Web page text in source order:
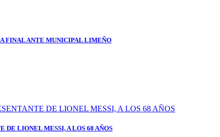
FINAL ANTE MUNICIPAL LIMEÑO
DE LIONEL MESSI, A LOS 68 AÑOS